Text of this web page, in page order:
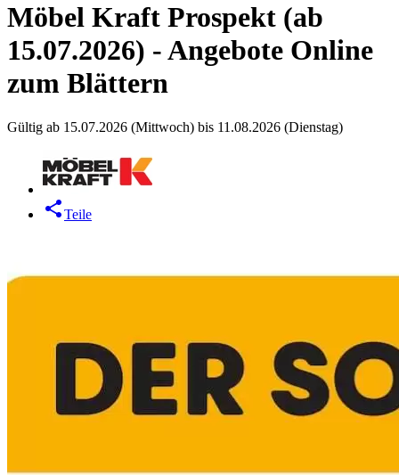
Möbel Kraft Prospekt (ab
15.07.2026) - Angebote Online
zum Blättern
Gültig ab 15.07.2026 (Mittwoch) bis 11.08.2026 (Dienstag)
Teile